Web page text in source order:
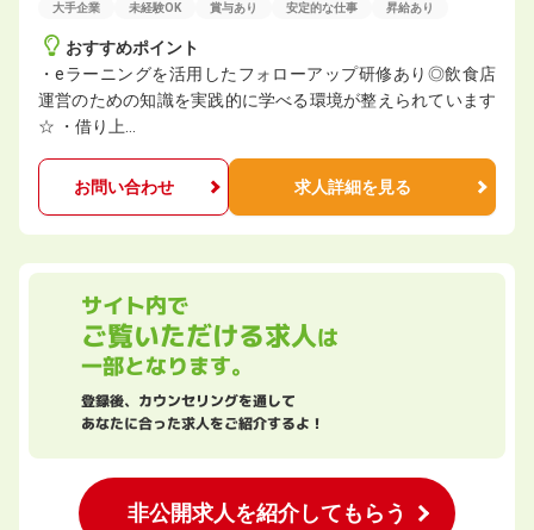
大手企業 未経験OK 賞与あり 安定的な仕事 昇給あり
おすすめポイント
・eラーニングを活用したフォローアップ研修あり◎飲食店
運営のための知識を実践的に学べる環境が整えられています
☆ ・借り上…
お問い合わせ 求人詳細を見る
サイト内で
ご覧いただける求人は
一部となります。
登録後、カウンセリングを通して
あなたに合った求人をご紹介するよ！
非公開求人を紹介してもらう